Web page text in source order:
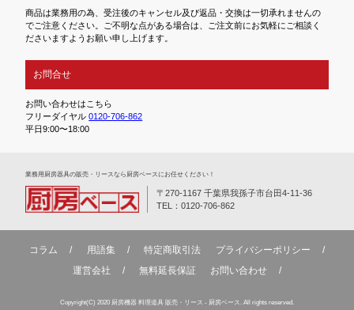
商品は業務用の為、受注後のキャンセル及び返品・交換は一切承れませんの
でご注意ください。ご不明な点がある場合は、ご注文前にお気軽にご相談く
ださいますようお願い申し上げます。
お問合せ
お問い合わせはこちら
フリーダイヤル0120-706-862
平日9:00〜18:00
業務⽤厨房器具の販売・リースなら厨房ベースにお任せください！
〒270-1167 千葉県我孫子市台田4-11-36
TEL：0120-706-862
コラム 用語集 特定商取引法
プライバシーポリシー
運営会社
無料延⻑保証 お問い合わせ
Copyright(C) 2020 厨房機器 料理道具 販売・リース - 厨房ベース. All rights reserved.